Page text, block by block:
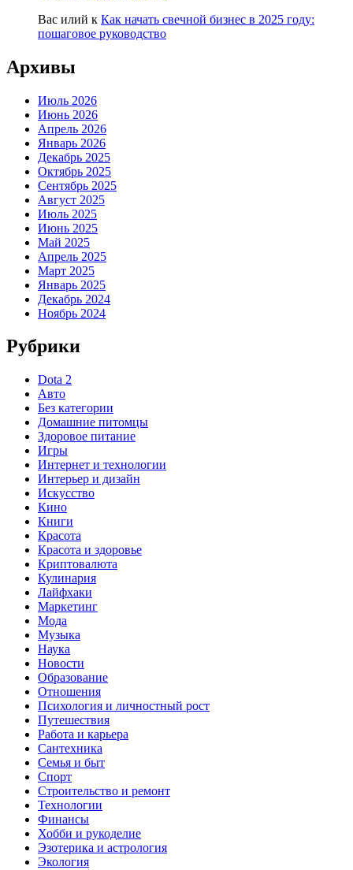
Вас илий к Как начать свечной бизнес в 2025 году:
пошаговое руководство
Архивы
Июль 2026
Июнь 2026
Апрель 2026
Январь 2026
Декабрь 2025
Октябрь 2025
Сентябрь 2025
Август 2025
Июль 2025
Июнь 2025
Май 2025
Апрель 2025
Март 2025
Январь 2025
Декабрь 2024
Ноябрь 2024
Рубрики
Dota 2
Авто
Без категории
Домашние питомцы
Здоровое питание
Игры
Интернет и технологии
Интерьер и дизайн
Искусство
Кино
Книги
Красота
Красота и здоровье
Криптовалюта
Кулинария
Лайфхаки
Маркетинг
Мода
Музыка
Наука
Новости
Образование
Отношения
Психология и личностный рост
Путешествия
Работа и карьера
Сантехника
Семья и быт
Спорт
Строительство и ремонт
Технологии
Финансы
Хобби и рукоделие
Эзотерика и астрология
Экология